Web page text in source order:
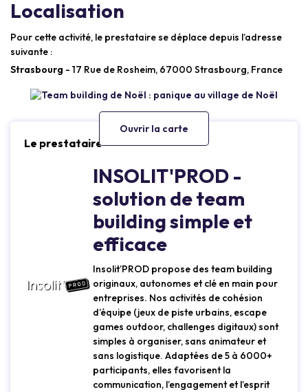
Localisation
Pour cette activité, le prestataire se déplace depuis l’adresse
suivante :
Strasbourg - 17 Rue de Rosheim, 67000 Strasbourg, France
Ouvrir la carte
Le prestataire
INSOLIT'PROD -
solution de team
building simple et
efficace
Insolit’PROD propose des team building
originaux, autonomes et clé en main pour
entreprises. Nos activités de cohésion
d’équipe (jeux de piste urbains, escape
games outdoor, challenges digitaux) sont
simples à organiser, sans animateur et
sans logistique. Adaptées de 5 à 6000+
participants, elles favorisent la
communication, l’engagement et l’esprit